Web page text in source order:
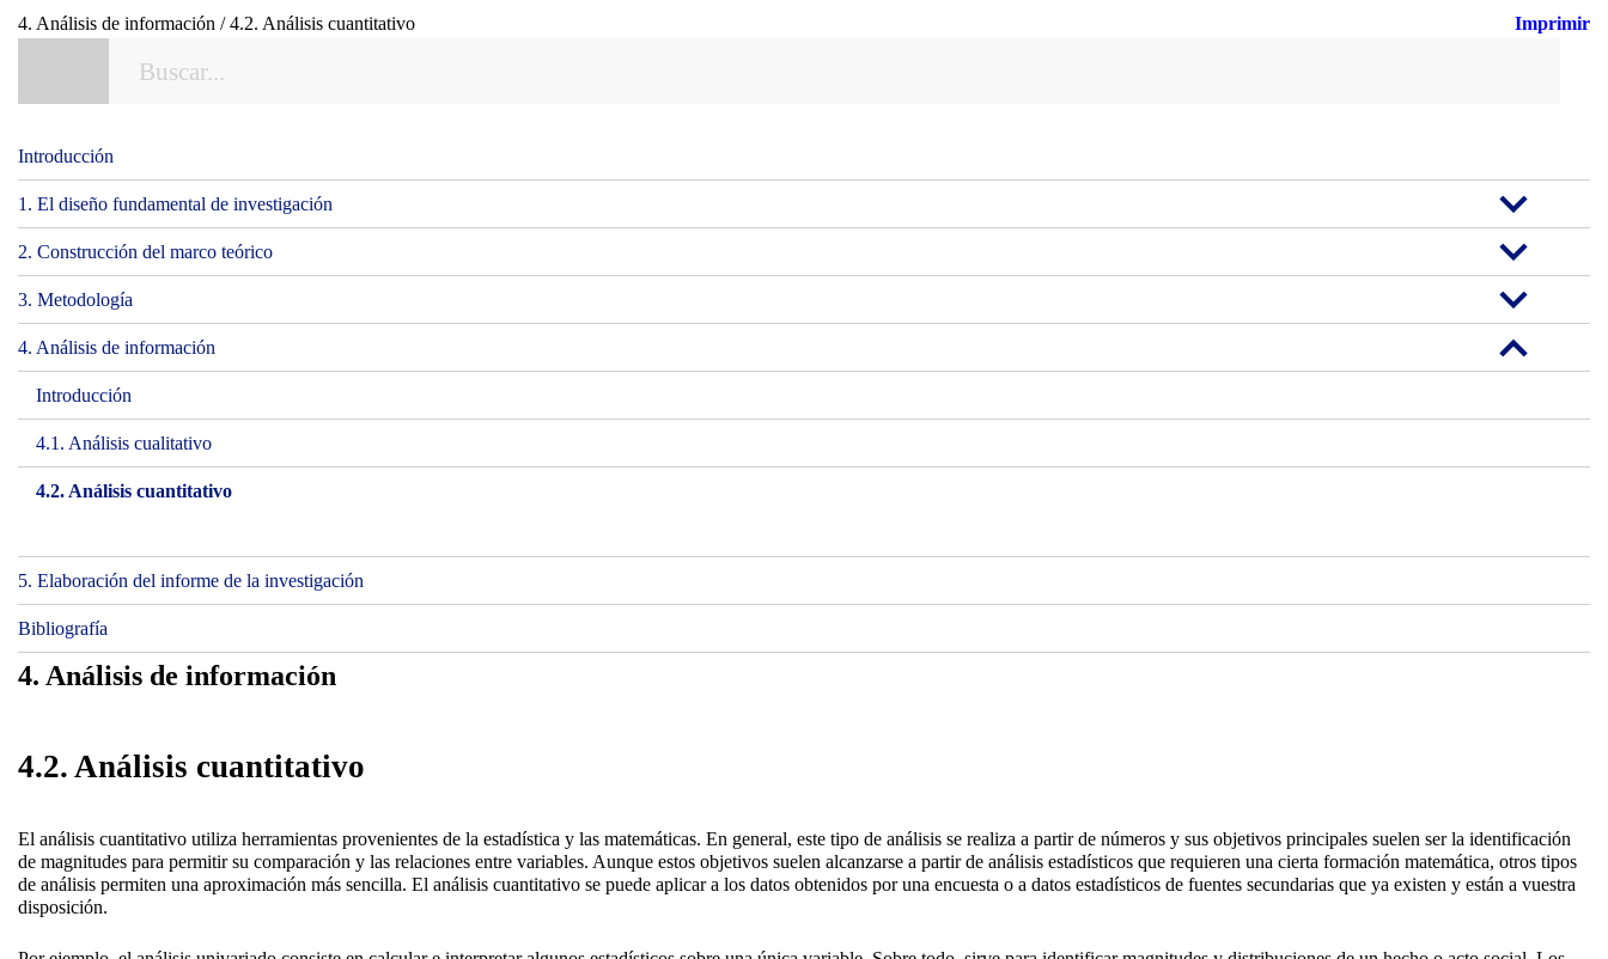
4. Análisis de información / 4.2. Análisis cuantitativo
Imprimir
Introducción
1. El diseño fundamental de investigación
2. Construcción del marco teórico
3. Metodología
4. Análisis de información
Introducción
4.1. Análisis cualitativo
4.2. Análisis cuantitativo
5. Elaboración del informe de la investigación
Bibliografía
4. Análisis de información
4.2. Análisis cuantitativo
El análisis cuantitativo utiliza herramientas provenientes de la estadística y las matemáticas. En general, este tipo de análisis se realiza a partir de números y sus objetivos principales suelen ser la identificación
de magnitudes para permitir su comparación y las relaciones entre variables. Aunque estos objetivos suelen alcanzarse a partir de análisis estadísticos que requieren una cierta formación matemática, otros tipos
de análisis permiten una aproximación más sencilla. El análisis cuantitativo se puede aplicar a los datos obtenidos por una encuesta o a datos estadísticos de fuentes secundarias que ya existen y están a vuestra
disposición.